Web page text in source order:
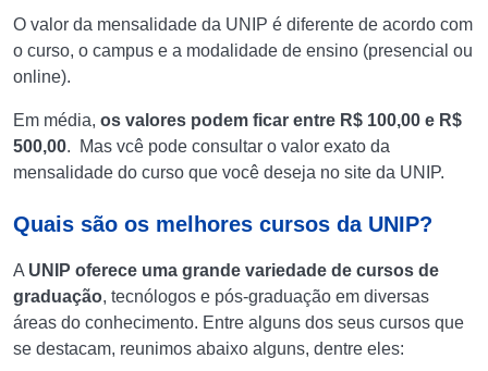
O valor da mensalidade da UNIP é diferente de acordo com
o curso, o campus e a modalidade de ensino (presencial ou
online).
Em média, os valores podem ficar entre R$ 100,00 e R$
500,00. Mas vcê pode consultar o valor exato da
mensalidade do curso que você deseja no site da UNIP.
Quais são os melhores cursos da UNIP?
A UNIP oferece uma grande variedade de cursos de
graduação, tecnólogos e pós-graduação em diversas
áreas do conhecimento. Entre alguns dos seus cursos que
se destacam, reunimos abaixo alguns, dentre eles: